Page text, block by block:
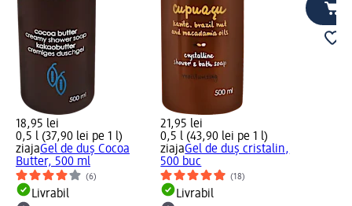
18,95 lei
0,5 l (37,90 lei pe 1 l)
ziajaGel de duș Cocoa
Butter, 500 ml
(6)
Livrabil
21,95 lei
0,5 l (43,90 lei pe 1 l)
ziajaGel de duș cristalin,
500 buc
(18)
Livrabil